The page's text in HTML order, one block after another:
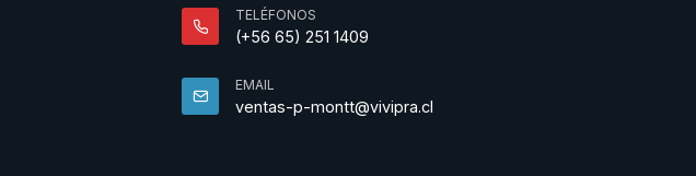
TELÉFONOS
(+56 65) 251 1409
EMAIL
ventas-p-montt@vivipra.cl